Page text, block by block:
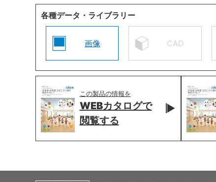
各種データ・ライブラリー
画像 CAD
この製品の情報を
WEBカタログで
閲覧する